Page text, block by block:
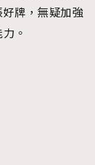
牌，無疑加強
。